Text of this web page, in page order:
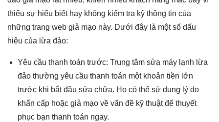
thiếu sự hiểu biết hay không kiểm tra kỹ thông tin của
những trang web giả mạo này. Dưới đây là một số dấu
hiệu của lừa đảo:
Yêu cầu thanh toán trước: Trung tâm sửa máy lạnh lừa
đảo thường yêu cầu thanh toán một khoản tiền lớn
trước khi bắt đầu sửa chữa. Họ có thể sử dụng lý do
khẩn cấp hoặc giả mạo về vấn đề kỹ thuật để thuyết
phục bạn thanh toán ngay.